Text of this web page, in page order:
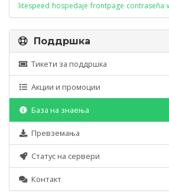
litespeed hospedaje frontpage contraseña
Поддршка
Тикети за поддршка
Акции и промоции
База на знаења
Превземања
Статус на сервери
Контакт